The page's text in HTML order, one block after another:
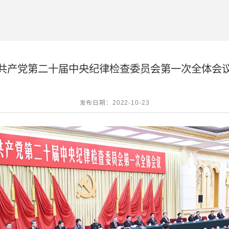
产党第二十届中央纪律检查委员会第一次全体会
发布日期：2022-10-23